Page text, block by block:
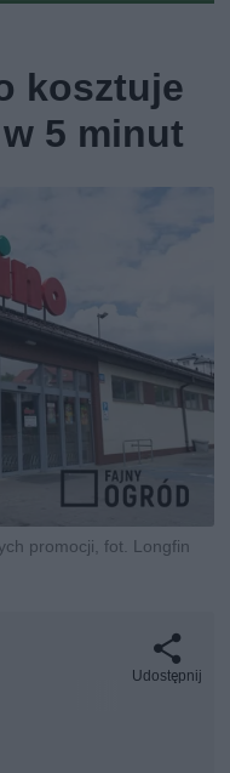
kosztuje
5 minut
promocji, fot. Longfin
Udostępnij